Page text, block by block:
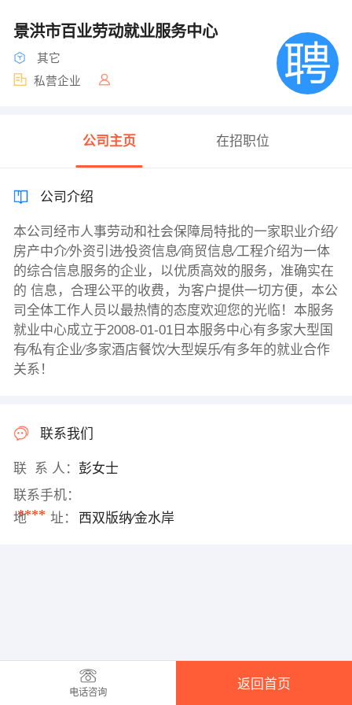
景洪市百业劳动就业服务中心
其它
私营企业
公司主页 在招职位
公司介绍
本公司经市人事劳动和社会保障局特批的一家职业介绍∕
房产中介∕外资引进∕投资信息∕商贸信息∕工程介绍为一体
的综合信息服务的企业，以优质高效的服务，准确实在
的 信息，合理公平的收费，为客户提供一切方便，本公
司全体工作人员以最热情的态度欢迎您的光临！本服务
就业中心成立于2008-01-01日本服务中心有多家大型国
有∕私有企业∕多家酒店餐饮∕大型娱乐∕有多年的就业合作
关系！
联系我们
联 系 人： 彭女士
联系手机：
****
地 址： 西双版纳∕金水岸
电话咨询
返回首页